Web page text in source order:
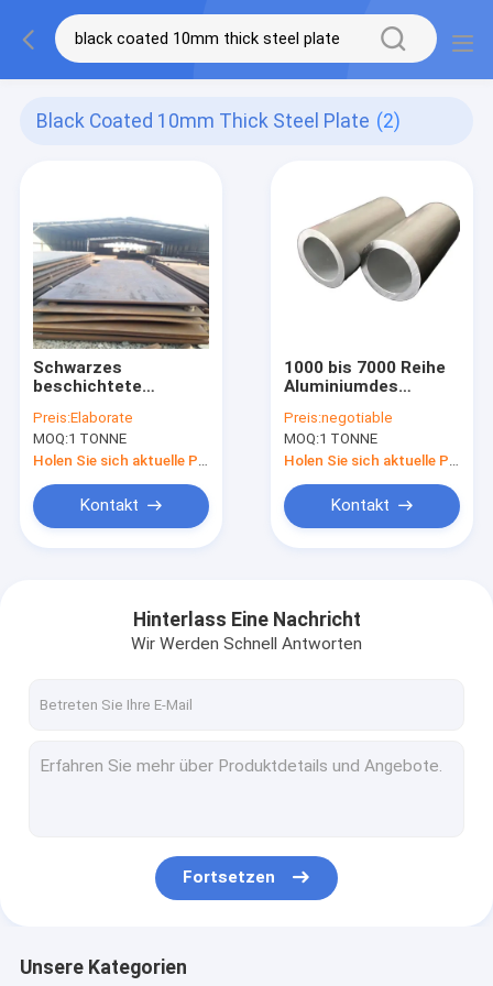
Black Coated 10mm Thick Steel Plate (2)
Schwarzes
beschichtete
gewalzte Flussstahl-
Platte des
Stahlblech-10mm
35mm
Preis:Elaborate
MOQ:1 TONNE
Kontakt
1000 bis 7000 Reihe
Aluminiumdes
250mm Oval-
Aluminiumschlauch-
Preis:negotiable
MOQ:1 TONNE
Kontakt
Hinterlass Eine Nachricht
Wir Werden Schnell Antworten
Fortsetzen
Unsere Kategorien